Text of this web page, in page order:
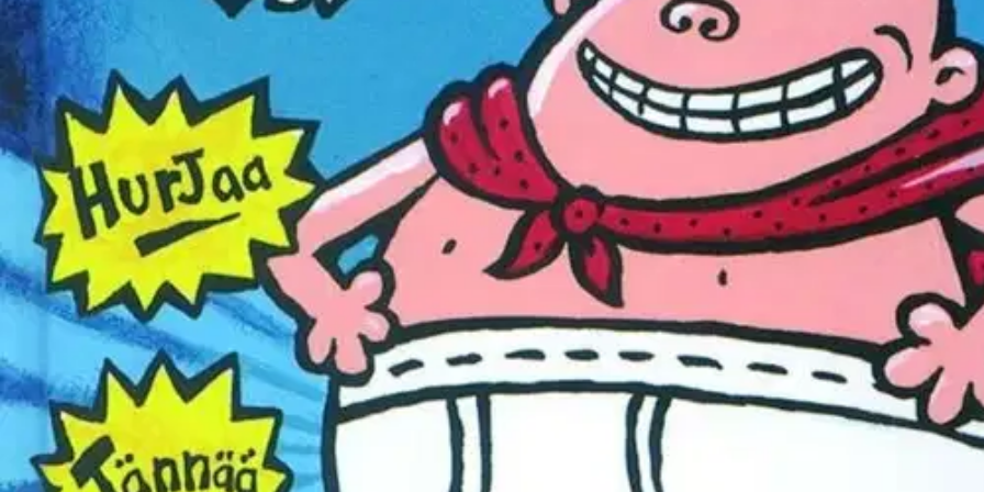
Nouto myymälästä
Ei saatavilla
Toimitus
Ilmainen toimitus yli 100 €:n tilauksille Postin pakettiautomaattiin tai
Etu ei koske Suuri‑lisäpalvelulla toimitettavia tuotteita.
Tarkista myymäläsaatavuus
Ei saatavilla
Tuotekuvaus